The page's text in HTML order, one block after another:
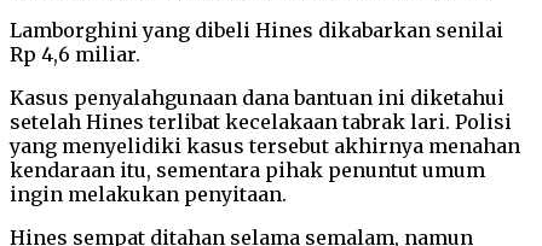
Lamborghini yang dibeli Hines dikabarkan senilai
Rp 4,6 miliar.
Kasus penyalahgunaan dana bantuan ini diketahui
setelah Hines terlibat kecelakaan tabrak lari. Polisi
yang menyelidiki kasus tersebut akhirnya menahan
kendaraan itu, sementara pihak penuntut umum
ingin melakukan penyitaan.
Hines sempat ditahan selama semalam, namun